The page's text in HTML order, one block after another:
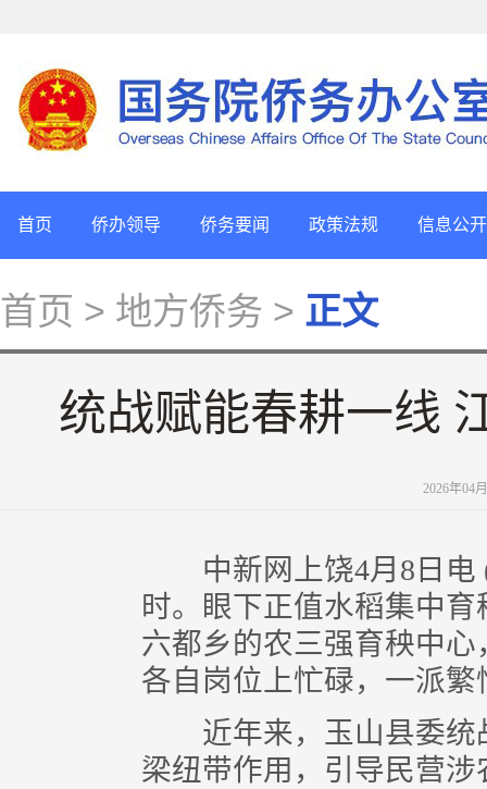
首页 侨办领导 侨务要闻 政策法规 信息公开
首页 > 地方侨务 > 正文
统战赋能春耕一线
2026年04
中新网上饶4月8日电 (
时。眼下正值水稻集中
六都乡的农三强育秧中
各自岗位上忙碌，一派繁
近年来，玉山县委统
梁纽带作用，引导民营